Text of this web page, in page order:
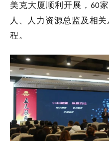
美克大厦顺利开展， 60
人、人力资源总监及相
程。